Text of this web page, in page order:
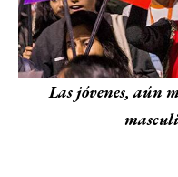
Las jóvenes, aún